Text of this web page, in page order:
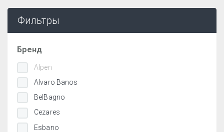
Фильтры
Бренд
Alpen
Alvaro Banos
BelBagno
Cezares
Esbano